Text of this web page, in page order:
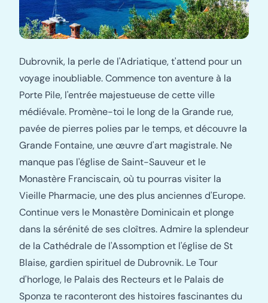
Dubrovnik, la perle de l'Adriatique, t'attend pour un
voyage inoubliable. Commence ton aventure à la
Porte Pile, l'entrée majestueuse de cette ville
médiévale. Promène-toi le long de la Grande rue,
pavée de pierres polies par le temps, et découvre la
Grande Fontaine, une œuvre d'art magistrale. Ne
manque pas l'église de Saint-Sauveur et le
Monastère Franciscain, où tu pourras visiter la
Vieille Pharmacie, une des plus anciennes d'Europe.
Continue vers le Monastère Dominicain et plonge
dans la sérénité de ses cloîtres. Admire la splendeur
de la Cathédrale de l'Assomption et l'église de St
Blaise, gardien spirituel de Dubrovnik. Le Tour
d'horloge, le Palais des Recteurs et le Palais de
Sponza te raconteront des histoires fascinantes du